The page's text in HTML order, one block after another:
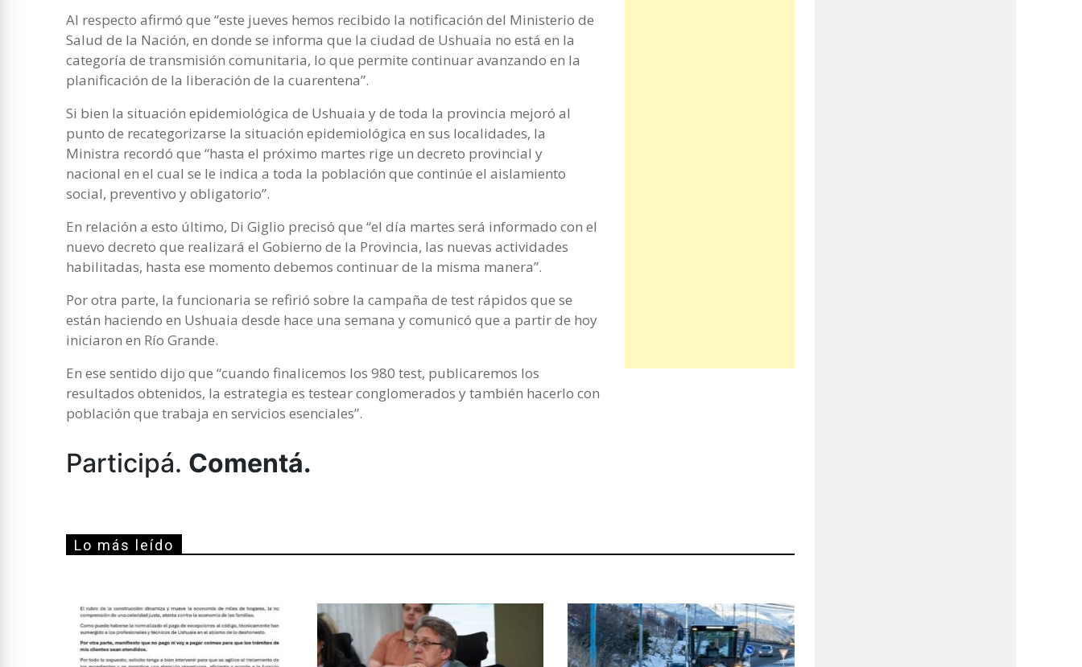
Al respecto afirmó que “este jueves hemos recibido la notificación del Ministerio de
Salud de la Nación, en donde se informa que la ciudad de Ushuaia no está en la
categoría de transmisión comunitaria, lo que permite continuar avanzando en la
planificación de la liberación de la cuarentena”.
Si bien la situación epidemiológica de Ushuaia y de toda la provincia mejoró al
punto de recategorizarse la situación epidemiológica en sus localidades, la
Ministra recordó que “hasta el próximo martes rige un decreto provincial y
nacional en el cual se le indica a toda la población que continúe el aislamiento
social, preventivo y obligatorio”.
En relación a esto último, Di Giglio precisó que “el día martes será informado con el
nuevo decreto que realizará el Gobierno de la Provincia, las nuevas actividades
habilitadas, hasta ese momento debemos continuar de la misma manera”.
Por otra parte, la funcionaria se refirió sobre la campaña de test rápidos que se
están haciendo en Ushuaia desde hace una semana y comunicó que a partir de hoy
iniciaron en Río Grande.
En ese sentido dijo que “cuando finalicemos los 980 test, publicaremos los
resultados obtenidos, la estrategia es testear conglomerados y también hacerlo con
población que trabaja en servicios esenciales”.
Participá. Comentá.
Lo más leído